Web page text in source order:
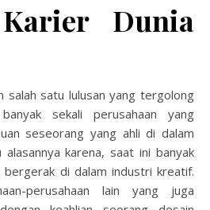
Dunia
salah satu lulusan yang tergolong
sekali perusahaan yang
seseorang yang ahli di dalam
alasannya karena, saat ini banyak
bergerak di dalam industri kreatif.
perusahaan lain yang juga